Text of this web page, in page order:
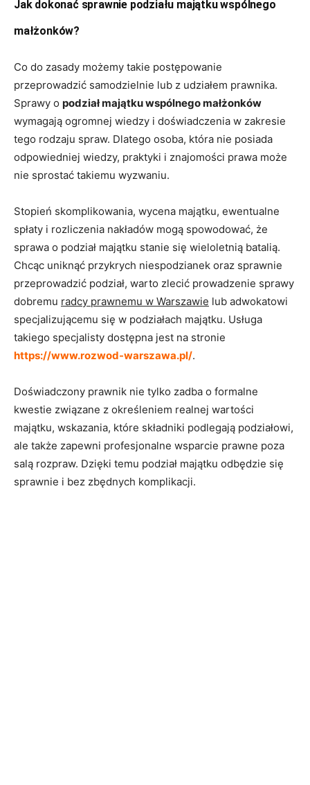
Jak dokonać sprawnie podziału majątku wspólnego
małżonków?
Co do zasady możemy takie postępowanie
przeprowadzić samodzielnie lub z udziałem prawnika.
Sprawy o podział majątku wspólnego małżonków
wymagają ogromnej wiedzy i doświadczenia w zakresie
tego rodzaju spraw. Dlatego osoba, która nie posiada
odpowiedniej wiedzy, praktyki i znajomości prawa może
nie sprostać takiemu wyzwaniu.
Stopień skomplikowania, wycena majątku, ewentualne
spłaty i rozliczenia nakładów mogą spowodować, że
sprawa o podział majątku stanie się wieloletnią batalią.
Chcąc uniknąć przykrych niespodzianek oraz sprawnie
przeprowadzić podział, warto zlecić prowadzenie sprawy
dobremu radcy prawnemu w Warszawie lub adwokatowi
specjalizującemu się w podziałach majątku. Usługa
takiego specjalisty dostępna jest na stronie
https://www.rozwod-warszawa.pl/.
Doświadczony prawnik nie tylko zadba o formalne
kwestie związane z określeniem realnej wartości
majątku, wskazania, które składniki podlegają podziałowi,
ale także zapewni profesjonalne wsparcie prawne poza
salą rozpraw. Dzięki temu podział majątku odbędzie się
sprawnie i bez zbędnych komplikacji.